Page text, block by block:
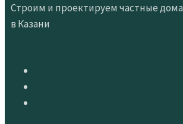
Строим и проектируем частные дома
в Казани